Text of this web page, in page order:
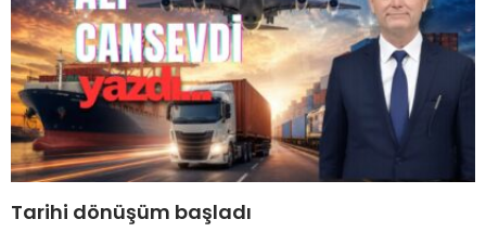
Tarihi dönüşüm başladı